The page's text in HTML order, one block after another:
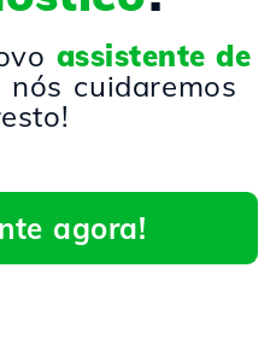
assistente de
nós cuidaremos
agora!